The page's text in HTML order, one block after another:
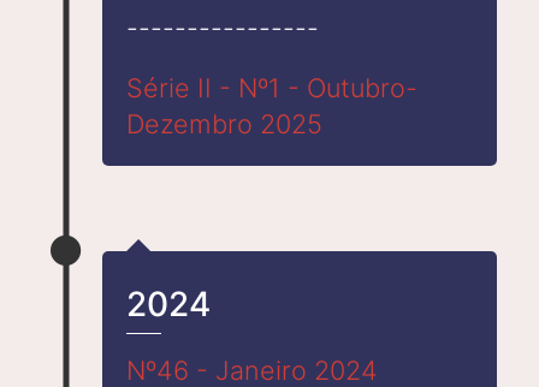
----------------
Série II - Nº1 - Outubro-
Dezembro 2025
2024
Nº46 - Janeiro 2024